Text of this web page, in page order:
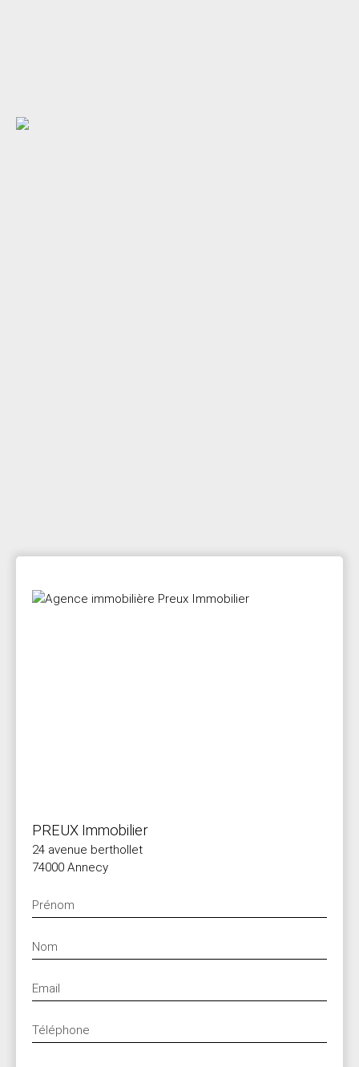
PREUX Immobilier
24 avenue berthollet
74000 Annecy
Prénom
Nom
Email
Téléphone